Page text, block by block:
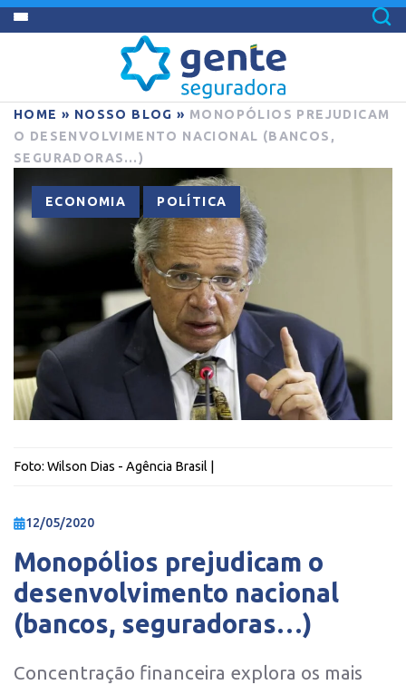
HOME » NOSSO BLOG » MONOPÓLIOS PREJUDICAM
O DESENVOLVIMENTO NACIONAL (BANCOS,
SEGURADORAS…)
ECONOMIA POLÍTICA
Foto: Wilson Dias - Agência Brasil
12/05/2020
Monopólios prejudicam o
desenvolvimento nacional
(bancos, seguradoras…)
Concentração financeira explora os mais